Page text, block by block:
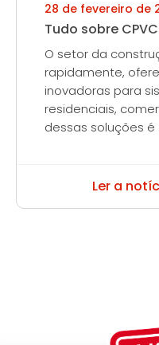
28 de fevereiro de
Tudo sobre CPVC
O setor da
rapidamente,
inovadoras para
residenciais,
dessas soluções é
Ler a